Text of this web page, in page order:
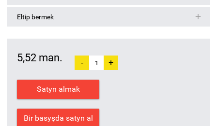
Eltip bermek
5,52 man. - +
Satyn almak
Bir basyşda satyn al